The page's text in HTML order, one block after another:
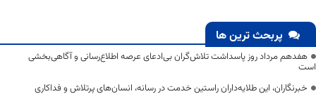
پربحث ترین ها
هفدهم مرداد روز پاسداشت تلاش‌گران بی‌ادعای عرصه اطلاع‌رسانی و آگاهی‌بخشی
است
خبرنگاران، این طلایه‌داران راستین خدمت در رسانه، انسان‌های پرتلاش و فداکاری